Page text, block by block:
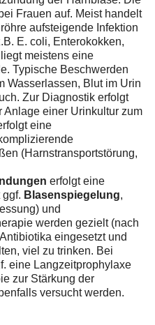
Frauen auf. Meist handelt
aufsteigende Infektion
E. coli, Enterokokken,
meistens eine
Typische Beschwerden
Wasserlassen, Blut im Urin
Zur Diagnostik erfolgt
einer Urinkultur zum
eine
(Harnstransportstörung,
erfolgt eine
Blasenspiegelung,
und
werden gezielt (nach
eingesetzt und
viel zu trinken. Bei
eine Langzeitprophylaxe
zur Stärkung der
versucht werden.